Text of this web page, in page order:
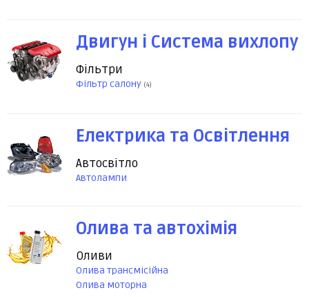
Двигун і Система вихлопу
Фільтри
Фільтр салону (4)
Електрика та Освітлення
Автосвітло
Автолампи
Олива та автохімія
Оливи
Олива трансмісійна
Олива моторна